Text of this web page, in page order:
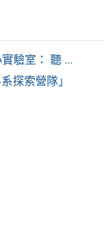
驗室： 聽 ...
探索營隊」